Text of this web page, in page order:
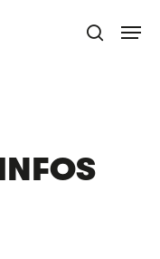
Suche
Menü